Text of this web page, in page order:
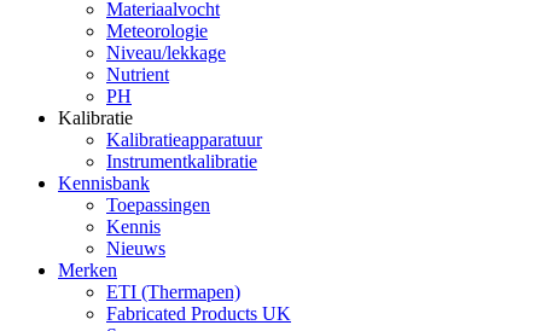
Materiaalvocht
Meteorologie
Niveau/lekkage
Nutrient
PH
Kalibratie
Kalibratieapparatuur
Instrumentkalibratie
Kennisbank
Toepassingen
Kennis
Nieuws
Merken
ETI (Thermapen)
Fabricated Products UK